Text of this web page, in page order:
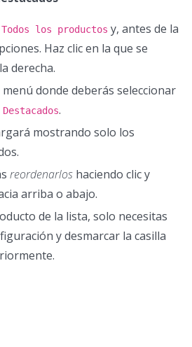
los productos y, antes de la
Haz clic en la que se
derecha.
donde deberás seleccionar
Destacados.
mostrando solo los
reordenarlos haciendo clic y
arriba o abajo.
de la lista, solo necesitas
y desmarcar la casilla